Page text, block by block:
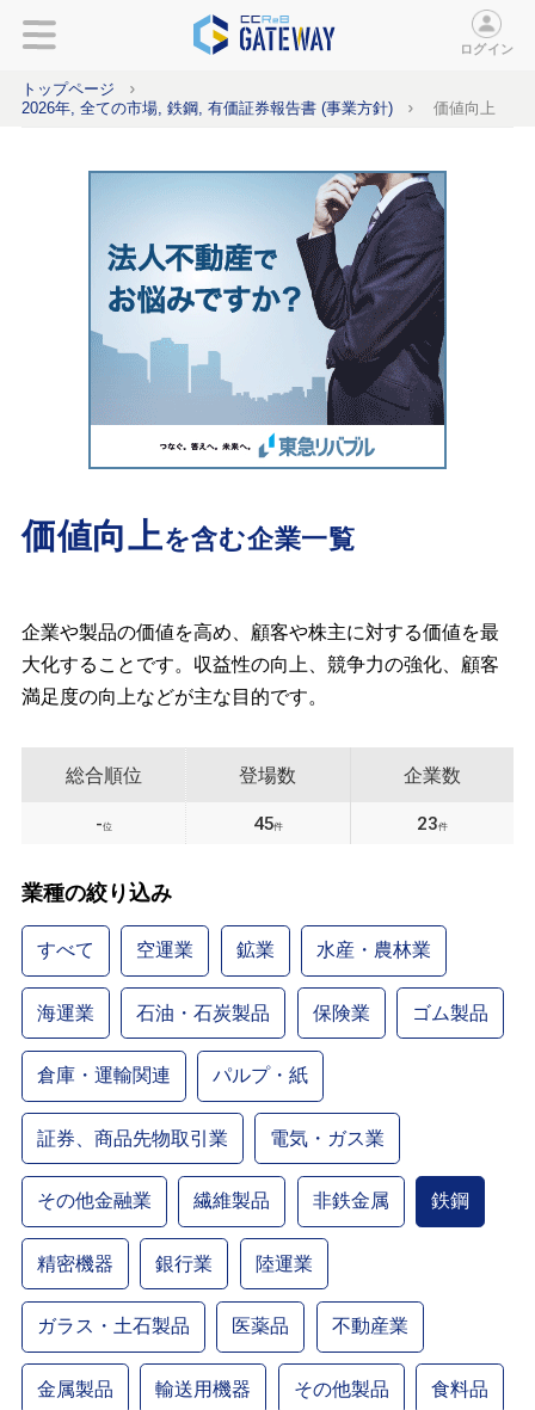
ログイン
トップページ
2026年, 全ての市場, 鉄鋼, 有価証券報告書 (事業方針)
価値向上
価値向上を含む企業一覧
企業や製品の価値を高め、顧客や株主に対する価値を最
大化することです。収益性の向上、競争力の強化、顧客
満足度の向上などが主な目的です。
総合順位
-位
登場数
45件
企業数
23件
業種の絞り込み
すべて 空運業 鉱業 水産・農林業
海運業 石油・石炭製品 保険業 ゴム製品
倉庫・運輸関連 パルプ・紙
証券、商品先物取引業 電気・ガス業
その他金融業 繊維製品 非鉄金属 鉄鋼
精密機器 銀行業 陸運業
ガラス・土石製品 医薬品 不動産業
金属製品 輸送用機器 その他製品 食料品